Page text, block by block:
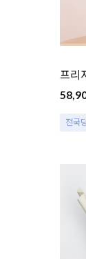
프리
전국